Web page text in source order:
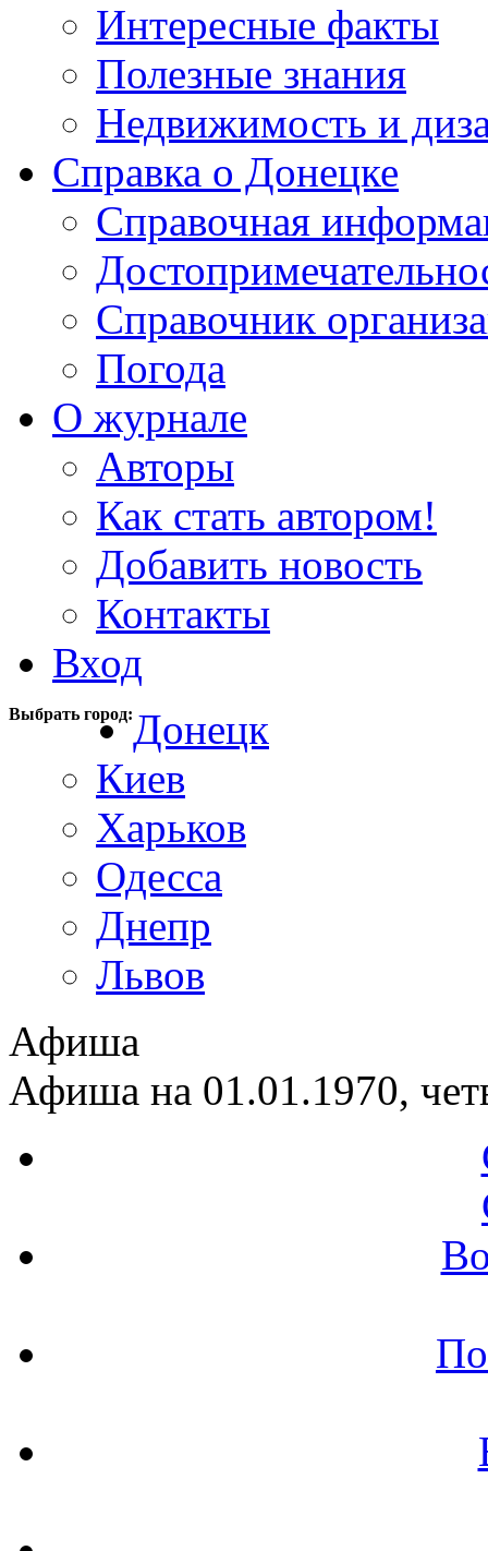
Интересные факты
Полезные знания
Недвижимость и
Справка о Донецке
Справочная
Справочник
Погода
О журнале
Авторы
Как стать автором!
Добавить новость
Контакты
Вход
Выбрать город:Донецк
Киев
Харьков
Одесса
Днепр
Львов
Афиша
Афиша на 01.01.1970,